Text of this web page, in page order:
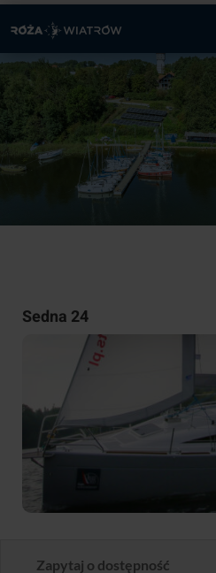
Sedna 24
Zapytaj o dostępność